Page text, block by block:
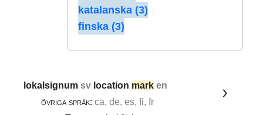
katalanska (3)
finska (3)
lokalsignumsv location mark en
övriga språk: ca, de, es, fi, fr